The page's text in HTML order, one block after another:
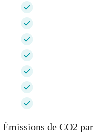
de CO2 par